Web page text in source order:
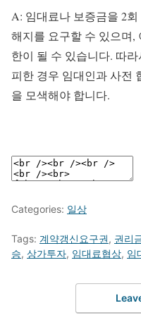
A: 임대료나 보증금을 2
해지를 요구할 수 있으며,
한이 될 수 있습니다. 따
피한 경우 임대인과 사전
을 모색해야 합니다.
Categories: 일상
Tags: 계약갱신요구권, 권리
승, 상가투자, 임대료협상, 임